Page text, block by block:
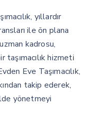
yıllardır
ile ön plana
kadrosu,
hizmeti
Eve Taşımacılık,
takip ederek,
yönetmeyi